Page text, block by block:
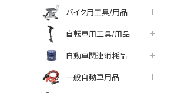
バイク用工具/用品
自転車用工具/用品
自動車関連消耗品
一般自動車用品